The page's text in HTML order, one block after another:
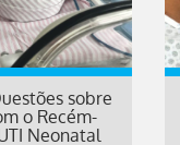
sobre
o Recém-
Neonatal